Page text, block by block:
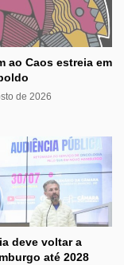
ao Caos estreia em
de 2026
deve voltar a
até 2028